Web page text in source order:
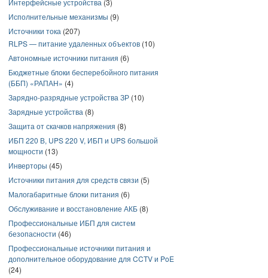
Интерфейсные устройства (3)
Исполнительные механизмы (9)
Источники тока (207)
RLPS — питание удаленных объектов (10)
Автономные источники питания (6)
Бюджетные блоки бесперебойного питания
(ББП) «РАПАН» (4)
Зарядно-разрядные устройства ЗР (10)
Зарядные устройства (8)
Защита от скачков напряжения (8)
ИБП 220 В, UPS 220 V, ИБП и UPS большой
мощности (13)
Инверторы (45)
Источники питания для средств связи (5)
Малогабаритные блоки питания (6)
Обслуживание и восстановление АКБ (8)
Профессиональные ИБП для систем
безопасности (46)
Профессиональные источники питания и
дополнительное оборудование для CCTV и PoE
(24)